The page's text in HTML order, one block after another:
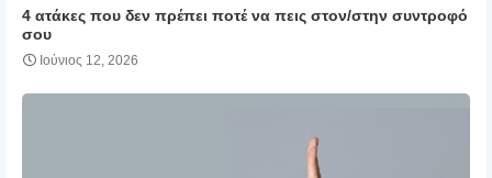
4 ατάκες που δεν πρέπει ποτέ να πεις στον/στην συντροφό
σου
Ιούνιος 12, 2026